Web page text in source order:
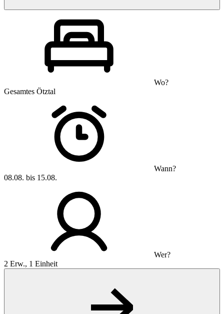
Wo?
Gesamtes Ötztal
Wann?
08.08. bis 15.08.
Wer?
2 Erw., 1 Einheit